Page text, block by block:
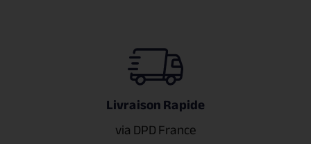
Livraison Rapide
via DPD France